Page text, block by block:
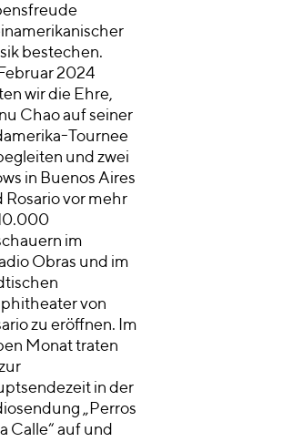
bestechen.
2024
wir die Ehre,
Chao auf seiner
Tournee
und zwei
in Buenos Aires
Rosario vor mehr
im
Obras und im
von
zu eröffnen. Im
Monat traten
in der
„Perros
Calle“ auf und